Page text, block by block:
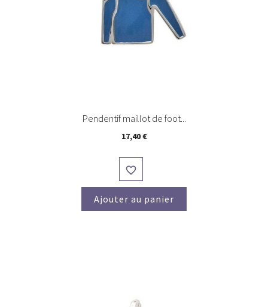
Pendentif maillot de foot...
Prix
17,40 €

Ajouter au panier